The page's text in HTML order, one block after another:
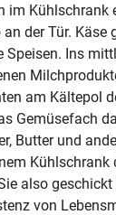
im Kühlschrank
der Tür. Käse
Speisen. Ins
am Kältepol
Gemüsefach
Butter und
Kühlschrank
also
von